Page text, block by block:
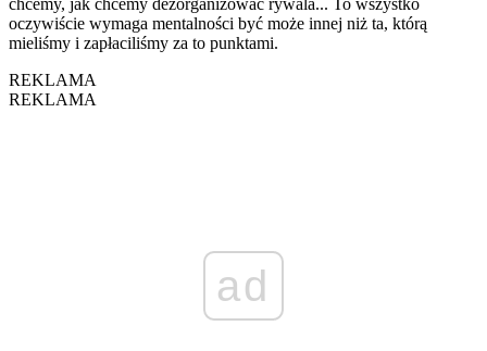
oczywiście wymaga mentalności być może innej niż ta, którą
mieliśmy i zapłaciliśmy za to punktami.
REKLAMA
REKLAMA
ad